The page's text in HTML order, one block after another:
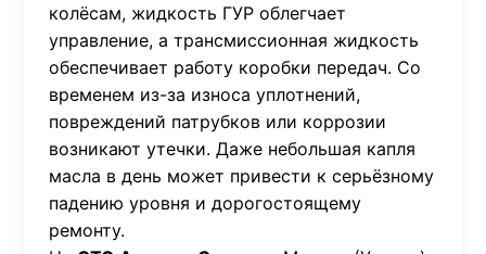
колёсам, жидкость ГУР облегчает
управление, а трансмиссионная жидкость
обеспечивает работу коробки передач. Со
временем из-за износа уплотнений,
повреждений патрубков или коррозии
возникают утечки. Даже небольшая капля
масла в день может привести к серьёзному
падению уровня и дорогостоящему
ремонту.